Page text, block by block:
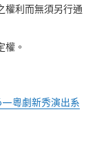
權利而無須另行通
權。
粵劇新秀演出系